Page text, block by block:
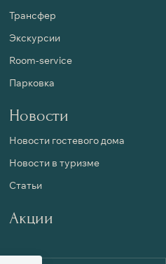
Трансфер
Экскурсии
Room-service
Парковка
Новости
Новости гостевого дома
Новости в туризме
Статьи
Акции